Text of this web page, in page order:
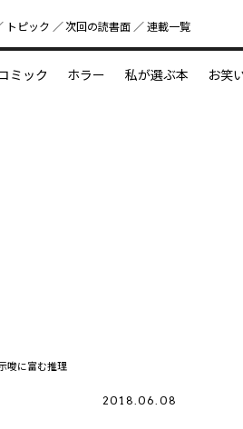
トピック 次回の読書⾯ 連載一覧
ミック ホラー 私が選ぶ本 お笑
唆に富む推理
2018.06.08